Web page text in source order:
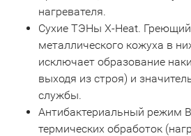
нагревателя.
Сухие ТЭНы X-Heat.
металлического кожуха в
исключает образование
выходя из строя) и
службы.
Антибактериальный режим
термических обработок